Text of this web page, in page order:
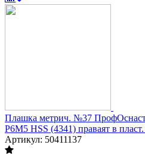
Плашка метрич. №37
P6M5 HSS (4341) праваят в
Артикул: 50411137